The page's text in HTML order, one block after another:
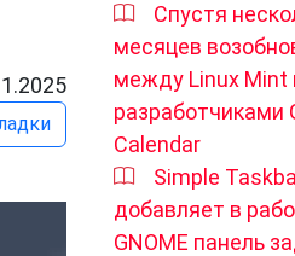
Спустя
месяцев
между Linux Mint
разработчиками
Calendar
Simple
добавляет в
GNOME панель